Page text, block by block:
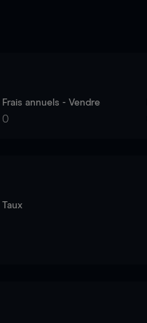
Frais annuels - Vendre
0
Taux